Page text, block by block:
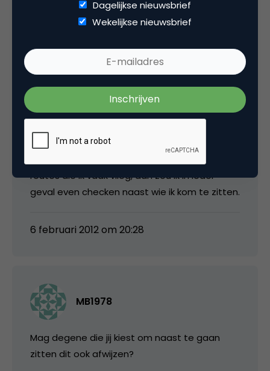
geval even checken naast wie ik kom te zitten.
6 februari 2012 om 20:28
Michellevanzon
routes die ik vaak vlieg, dan zou ik in ieder
geval even checken naast wie ik kom te zitten.
6 februari 2012 om 20:28
MB1978
Mag degene die jij kiest om naast te gaan
zitten dit ook afwijzen?
Dagelijkse nieuwsbrief
Wekelijkse nieuwsbrief